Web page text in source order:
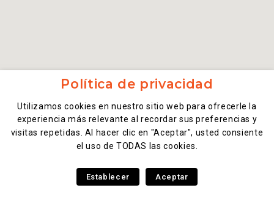
Política de privacidad
Utilizamos cookies en nuestro sitio web para ofrecerle la
experiencia más relevante al recordar sus preferencias y
visitas repetidas. Al hacer clic en "Aceptar", usted consiente
el uso de TODAS las cookies.
Establecer Aceptar